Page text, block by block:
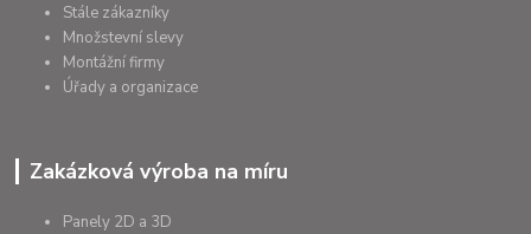
Stále zákazníky
Množstevní slevy
Montážní firmy
Úřady a organizace
Zakázková výroba na míru
Panely 2D a 3D